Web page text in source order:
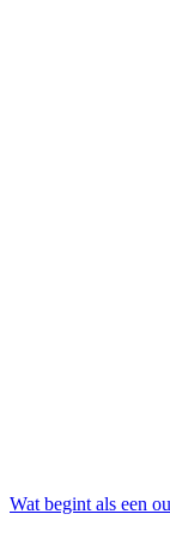
Wat begint als een